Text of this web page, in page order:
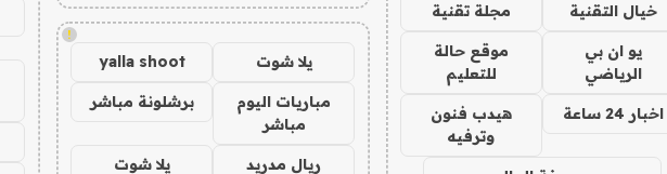
خيال التقنية مجلة تقنية
يو ان بي
الرياضي
موقع حالة
للتعليم
اخبار 24 ساعة
هيدب فنون
وترفيه
!
يلا شوت yalla shoot
مباريات اليوم
مباشر
برشلونة مباشر
ريال مدريد يلا شوت